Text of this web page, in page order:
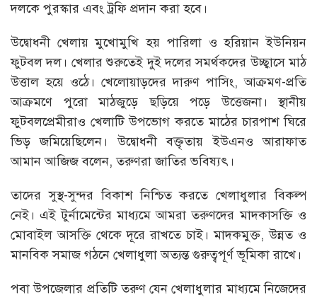
দলকে পুরস্কার এবং ট্রফি প্রদান করা হবে।
উদ্বোধনী খেলায় মুখোমুখি হয় পারিলা ও হরিয়ান ইউনিয়ন
ফুটবল দল। খেলার শুরুতেই দুই দলের সমর্থকদের উচ্ছ্বাসে মাঠ
উত্তাল হয়ে ওঠে। খেলোয়াড়দের দারুণ পাসিং, আক্রমণ-প্রতি
আক্রমণে পুরো মাঠজুড়ে ছড়িয়ে পড়ে উত্তেজনা। স্থানীয়
ফুটবলপ্রেমীরাও খেলাটি উপভোগ করতে মাঠের চারপাশ ঘিরে
ভিড় জমিয়েছিলেন। উদ্বোধনী বক্তৃতায় ইউএনও আরাফাত
আমান আজিজ বলেন, তরুণরা জাতির ভবিষ্যৎ।
তাদের সুস্থ-সুন্দর বিকাশ নিশ্চিত করতে খেলাধুলার বিকল্প
নেই। এই টুর্নামেন্টের মাধ্যমে আমরা তরুণদের মাদকাসক্তি ও
মোবাইল আসক্তি থেকে দূরে রাখতে চাই। মাদকমুক্ত, উন্নত ও
মানবিক সমাজ গঠনে খেলাধুলা অত্যন্ত গুরুত্বপূর্ণ ভূমিকা রাখে।
পবা উপজেলার প্রতিটি তরুণ যেন খেলাধুলার মাধ্যমে নিজেদের